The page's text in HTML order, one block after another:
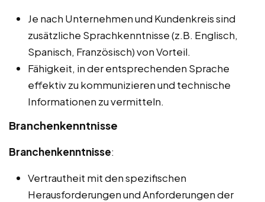
Je nach Unternehmen und Kundenkreis sind
zusätzliche Sprachkenntnisse (z.B. Englisch,
Spanisch, Französisch) von Vorteil.
Fähigkeit, in der entsprechenden Sprache
effektiv zu kommunizieren und technische
Informationen zu vermitteln.
Branchenkenntnisse
Branchenkenntnisse:
Vertrautheit mit den spezifischen
Herausforderungen und Anforderungen der